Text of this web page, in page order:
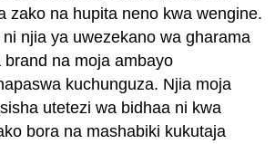
zako na hupita neno kwa wengine.
njia ya uwezekano wa gharama
brand na moja ambayo
kuchunguza. Njia moja
utetezi wa bidhaa ni kwa
bora na mashabiki kukutaja